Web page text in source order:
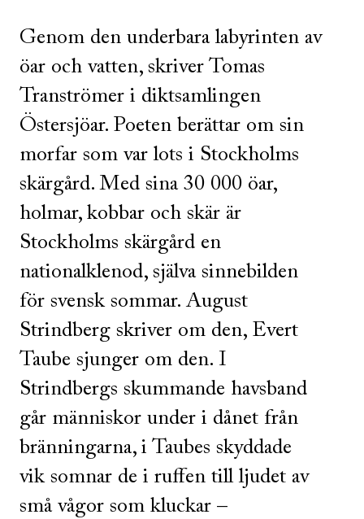
Genom den underbara labyrinten av
öar och vatten, skriver Tomas
Tranströmer i diktsamlingen
Östersjöar. Poeten berättar om sin
morfar som var lots i Stockholms
skärgård. Med sina 30 000 öar,
holmar, kobbar och skär är
Stockholms skärgård en
nationalklenod, själva sinnebilden
för svensk sommar. August
Strindberg skriver om den, Evert
Taube sjunger om den. I
Strindbergs skummande havsband
går människor under i dånet från
bränningarna, i Taubes skyddade
vik somnar de i ruffen till ljudet av
små vågor som kluckar –